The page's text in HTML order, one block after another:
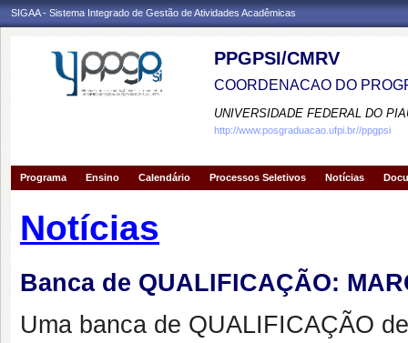
SIGAA - Sistema Integrado de Gestão de Atividades Acadêmicas
PPGPSI/CMRV
COORDENACAO DO
UNIVERSIDADE FEDERAL DO
http://www.posgraduacao.ufpi.br//ppgpsi
Programa Ensino Calendário Processos Seletivos Notícias
Notícias
Banca de QUALIFICAÇÃO:
Uma banca de QUALIFICAÇÃO